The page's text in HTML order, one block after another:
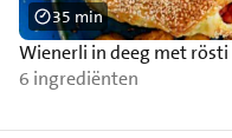
Wienerli in deeg met
6 ingrediënten
35 min